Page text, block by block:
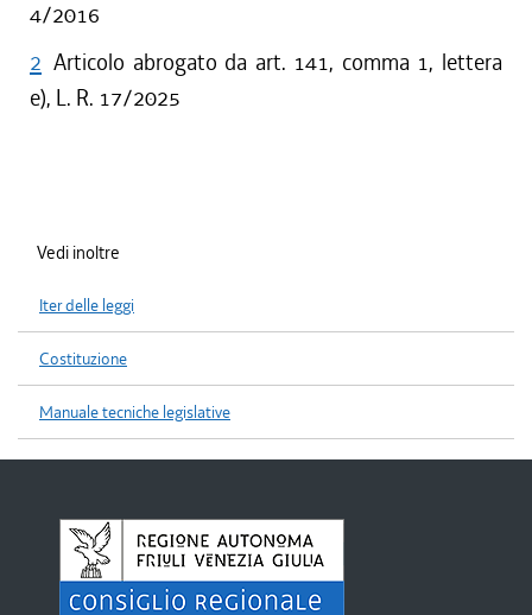
4/2016
2 Articolo abrogato da art. 141, comma 1, lettera
e), L. R. 17/2025
Vedi inoltre
Iter delle leggi
Costituzione
Manuale tecniche legislative